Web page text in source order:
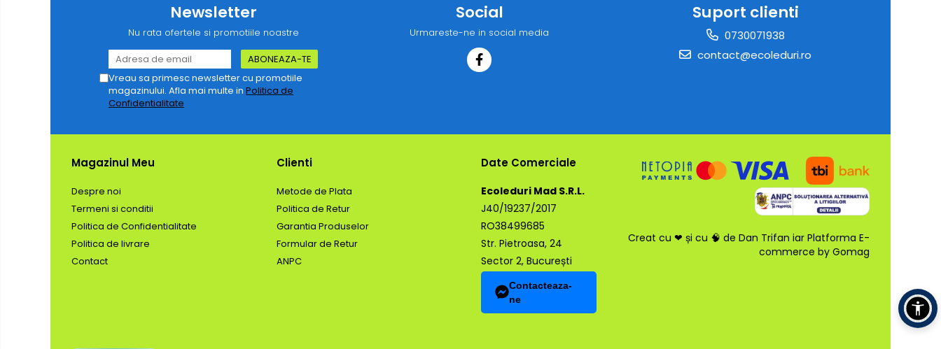
Newsletter
Nu rata ofertele si promotiile noastre
Vreau sa primesc newsletter cu promotiile
magazinului. Afla mai multe in Politica de
Confidentialitate
Social
Urmareste-ne in social media
Suport clienti
0730071938
contact@ecoleduri.ro
Magazinul Meu
Despre noi
Termeni si conditii
Politica de Confidentialitate
Politica de livrare
Contact
Clienti
Metode de Plata
Politica de Retur
Garantia Produselor
Formular de Retur
ANPC
Date Comerciale
Ecoleduri Mad S.R.L.
J40/19237/2017
RO38499685
Str. Pietroasa, 24
Sector 2, București
Contacteaza-
ne
Creat cu ❤ și cu 🧠 de Dan Trifan iar Platforma E-
commerce by Gomag